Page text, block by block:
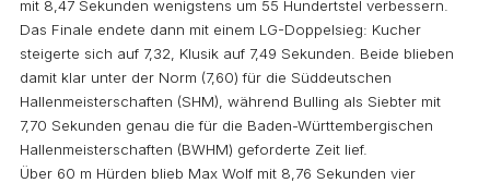
mit 8,47 Sekunden wenigstens um 55 Hundertstel verbessern.
Das Finale endete dann mit einem LG-Doppelsieg: Kucher
steigerte sich auf 7,32, Klusik auf 7,49 Sekunden. Beide blieben
damit klar unter der Norm (7,60) für die Süddeutschen
Hallenmeisterschaften (SHM), während Bulling als Siebter mit
7,70 Sekunden genau die für die Baden-Württembergischen
Hallenmeisterschaften (BWHM) geforderte Zeit lief.
Über 60 m Hürden blieb Max Wolf mit 8,76 Sekunden vier